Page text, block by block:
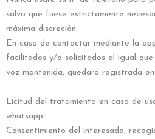
salvo que fuese estrictamente
máxima discreción.
En caso de contactar mediante la
facilitados y/o solicitados al igual
voz mantenida, quedará registrada
Licitud del tratamiento en caso de
whatsapp:
Consentimiento del interesado,